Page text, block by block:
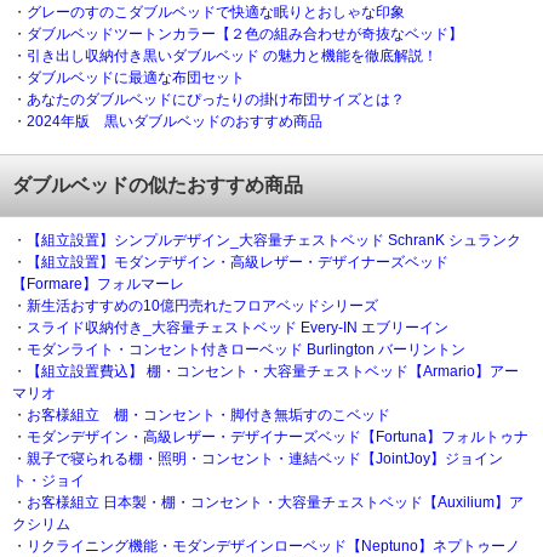
・ グレーのすのこダブルベッドで快適な眠りとおしゃな印象
・ ダブルベッドツートンカラー【２色の組み合わせが奇抜なベッド】
・ 引き出し収納付き黒いダブルベッド の魅力と機能を徹底解説！
・ ダブルベッドに最適な布団セット
・ あなたのダブルベッドにぴったりの掛け布団サイズとは？
・ 2024年版 黒いダブルベッドのおすすめ商品
ダブルベッドの似たおすすめ商品
・
【組立設置】シンプルデザイン_大容量チェストベッド SchranK シュランク
・
【組立設置】モダンデザイン・高級レザー・デザイナーズベッド
【Formare】フォルマーレ
・ 新生活おすすめの10億円売れたフロアベッドシリーズ
・ スライド収納付き_大容量チェストベッド Every-IN エブリーイン
・ モダンライト・コンセント付きローベッド Burlington バーリントン
・
【組立設置費込】 棚・コンセント・大容量チェストベッド【Armario】アー
マリオ
・ お客様組立 棚・コンセント・脚付き無垢すのこベッド
・ モダンデザイン・高級レザー・デザイナーズベッド【Fortuna】フォルトゥナ
・ 親子で寝られる棚・照明・コンセント・連結ベッド【JointJoy】ジョイン
ト・ジョイ
・ お客様組立 日本製・棚・コンセント・大容量チェストベッド【Auxilium】ア
クシリム
・ リクライニング機能・モダンデザインローベッド【Neptuno】ネプトゥーノ